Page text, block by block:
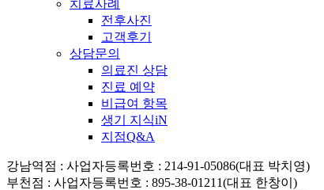
치료사례
전후사진
고객후기
상담문의
의료진 상담
진료 예약
비급여 항목
생기 지식iN
지점Q&A
강남역점 : 사업자등록번호 : 214-91-05086(대표 박치영)
부천점 : 사업자등록번호 : 895-38-01211(대표 한창이)